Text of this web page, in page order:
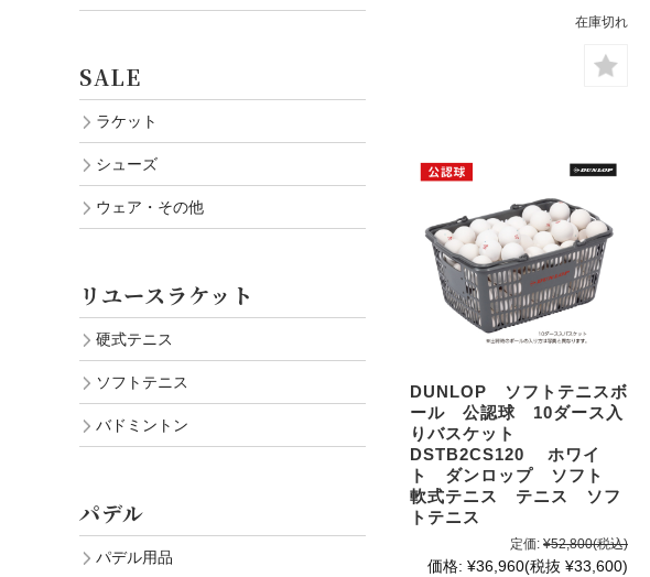
在庫切れ
DUNLOP ソフトテニスボ
ール 公認球 10ダース入
りバスケット
DSTB2CS120 ホワイ
ト ダンロップ ソフト
軟式テニス テニス ソフ
トテニス
定価: ¥52,800(税込)
価格: ¥36,960(税抜 ¥33,600)
SALE
ラケット
シューズ
ウェア・その他
リユースラケット
硬式テニス
ソフトテニス
バドミントン
パデル
パデル用品